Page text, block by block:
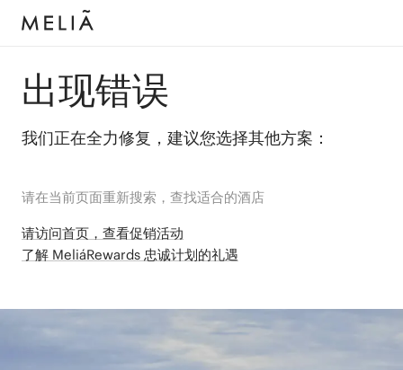
出现错误
我们正在全力修复，建议您选择其他方案：
请在当前页面重新搜索，查找适合的酒店
请访问首页，查看促销活动
了解 MeliáRewards 忠诚计划的礼遇